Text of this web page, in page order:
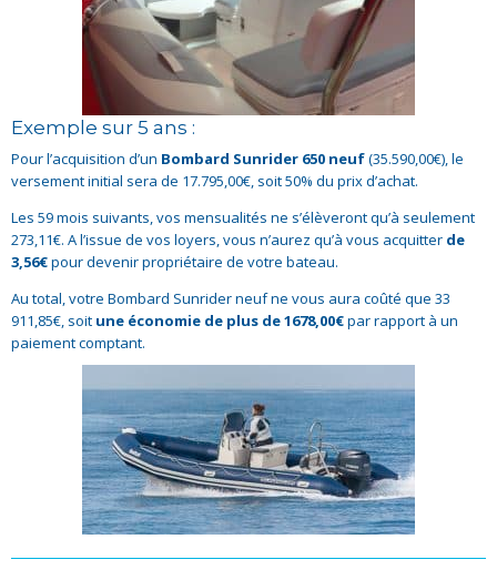
Exemple sur 5 ans :
Pour l’acquisition d’un Bombard Sunrider 650 neuf(35.590,00€), le
versement initial sera de 17.795,00€, soit 50% du prix d’achat.
Les 59 mois suivants, vos mensualités ne s’élèveront qu’à seulement
273,11€. A l’issue de vos loyers, vous n’aurez qu’à vous acquitter de
3,56€pour devenir propriétaire de votre bateau.
Au total, votre Bombard Sunrider neuf ne vous aura coûté que 33
911,85€, soit une économie de plus de 1678,00€par rapport à un
paiement comptant.